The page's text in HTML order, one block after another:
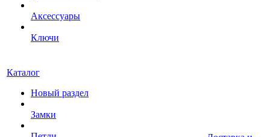
Аксессуары
Ключи
Каталог
Новый раздел
Замки